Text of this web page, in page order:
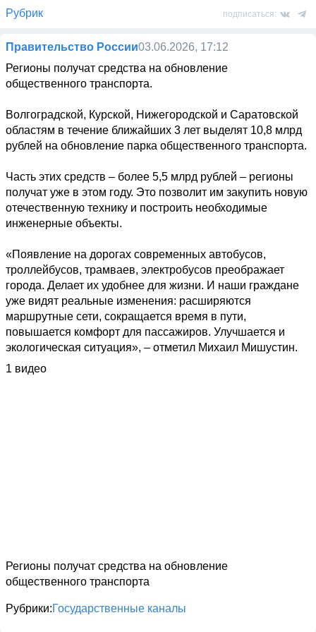
Рубрик подписаться:
Правительство России03.06.2026, 17:12
Регионы получат средства на обновление
общественного транспорта.
Волгоградской, Курской, Нижегородской и Саратовской
областям в течение ближайших 3 лет выделят 10,8 млрд
рублей на обновление парка общественного транспорта.
Часть этих средств – более 5,5 млрд рублей – регионы
получат уже в этом году. Это позволит им закупить новую
отечественную технику и построить необходимые
инженерные объекты.
«Появление на дорогах современных автобусов,
троллейбусов, трамваев, электробусов преображает
города. Делает их удобнее для жизни. И наши граждане
уже видят реальные изменения: расширяются
маршрутные сети, сокращается время в пути,
повышается комфорт для пассажиров. Улучшается и
экологическая ситуация», – отметил Михаил Мишустин.
1 видео
Регионы получат средства на обновление
общественного транспорта
Рубрики Государственные каналы